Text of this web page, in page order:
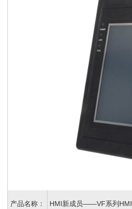
产品名称： HMI新成员——VF系列HMI